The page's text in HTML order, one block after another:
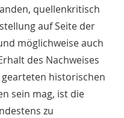
quellenkritisch
auf Seite der
möglichweise auch
des Nachweises
historischen
sein mag, ist die
zu